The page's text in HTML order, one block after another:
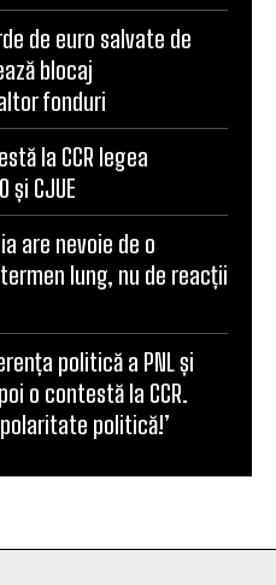
de euro salvate de
blocaj
fonduri
la CCR legea
și CJUE
are nevoie de o
lung, nu de reacții
politică a PNL și
o contestă la CCR.
politică!’